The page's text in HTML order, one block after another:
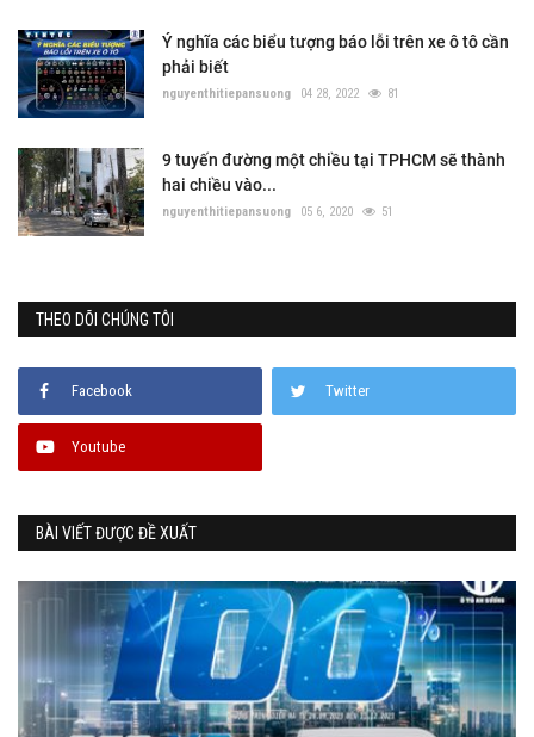
Ý nghĩa các biểu tượng báo lỗi trên xe ô tô cần
phải biết
nguyenthitiepansuong 04 28, 2022 81
9 tuyến đường một chiều tại TPHCM sẽ thành
hai chiều vào...
nguyenthitiepansuong 05 6, 2020 51
THEO DÕI CHÚNG TÔI
Facebook Twitter
Youtube
BÀI VIẾT ĐƯỢC ĐỀ XUẤT